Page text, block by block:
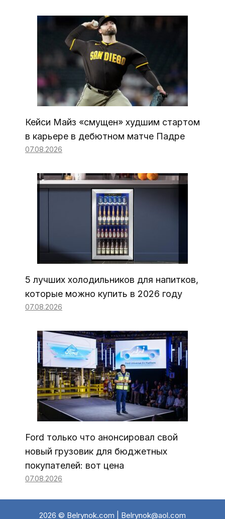
Кейси Майз «смущен» худшим стартом
в карьере в дебютном матче Падре
07.08.2026
5 лучших холодильников для напитков,
которые можно купить в 2026 году
07.08.2026
Ford только что анонсировал свой
новый грузовик для бюджетных
покупателей: вот цена
07.08.2026
2026 © Belrynok.com | Belrynok@aol.com